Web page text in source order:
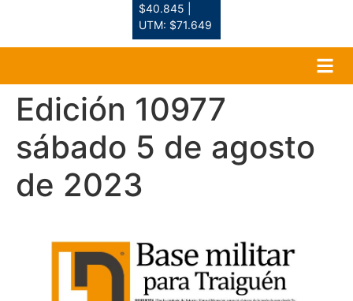
$40.845 |
UTM: $71.649
Edición 10977
sábado 5 de agosto
de 2023